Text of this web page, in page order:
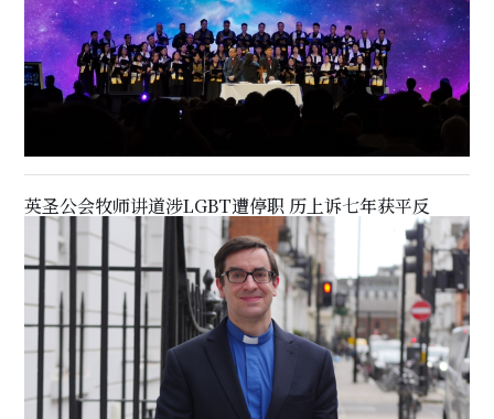
英圣公会牧师讲道涉LGBT遭停职 历上诉七年获平反